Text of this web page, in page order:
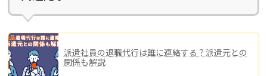
o
o
k派遣社員の退職代行は誰に連絡する？派遣元との
関係も解説